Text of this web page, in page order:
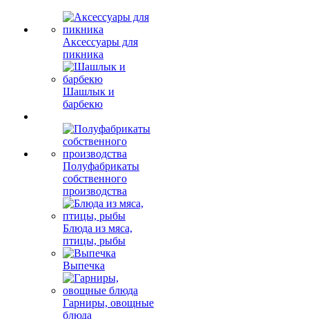
Аксессуары для
пикника
Шашлык и
барбекю
Полуфабрикаты
собственного
производства
Блюда из мяса,
птицы, рыбы
Выпечка
Гарниры, овощные
блюда